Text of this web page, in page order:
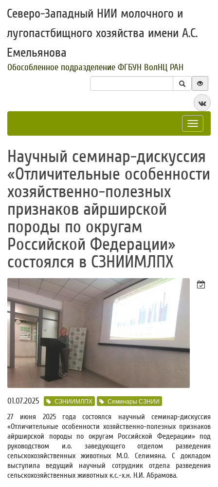
Северо-Западный НИИ молочного и
лугопастбищного хозяйства имени А.С.
Емельянова
Обособленное подразделение ФГБУН ВолНЦ РАН
Toggle
​Научный семинар-дискуссия
«Отличительные особенности
хозяйственно-полезных
признаков айрширской
породы по округам
Российской Федерации»
состоялся в СЗНИИМЛПХ
01.07.2025 СЗНИИМЛПХ Семинары СЗНИИ
27 июня 2025 года состоялся научный семинар-дискуссия
«Отличительные особенности хозяйственно-полезных признаков
айрширской породы по округам Российской Федерации» под
руководством и.о. заведующего отделом разведения
сельскохозяйственных животных М.О. Селимяна. С докладом
выступила ведущий научный сотрудник отдела разведения
сельскохозяйственных животных к.с.-х.н. Н.И. Абрамова.